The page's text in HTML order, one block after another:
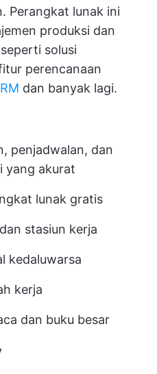
Perangkat lunak ini
produksi dan
solusi
perencanaan
dan banyak lagi.
penjadwalan, dan
yang akurat
lunak gratis
stasiun kerja
kedaluwarsa
kerja
dan buku besar